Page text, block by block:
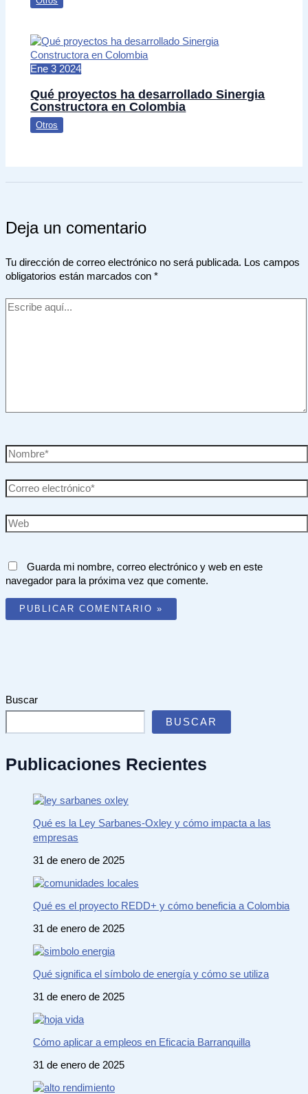
Ene 3 2024
Qué proyectos ha desarrollado Sinergia
Constructora en Colombia
Otros
Deja un comentario
Tu dirección de correo electrónico no será publicada. Los campos
obligatorios están marcados con *
Escribe
Nombre*
Correo
electrónico*
Web
Guarda mi nombre, correo electrónico y web en este
navegador para la próxima vez que comente.
Buscar
BUSCAR
Publicaciones Recientes
Qué es la Ley Sarbanes-Oxley y cómo impacta a las
empresas
31 de enero de 2025
Qué es el proyecto REDD+ y cómo beneficia a Colombia
31 de enero de 2025
Qué significa el símbolo de energía y cómo se utiliza
31 de enero de 2025
Cómo aplicar a empleos en Eficacia Barranquilla
31 de enero de 2025